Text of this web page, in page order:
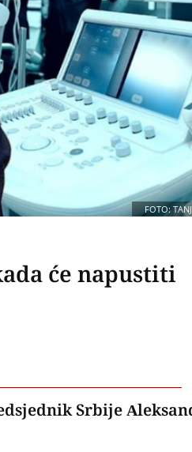
FOTO:
će napustiti
Srbije